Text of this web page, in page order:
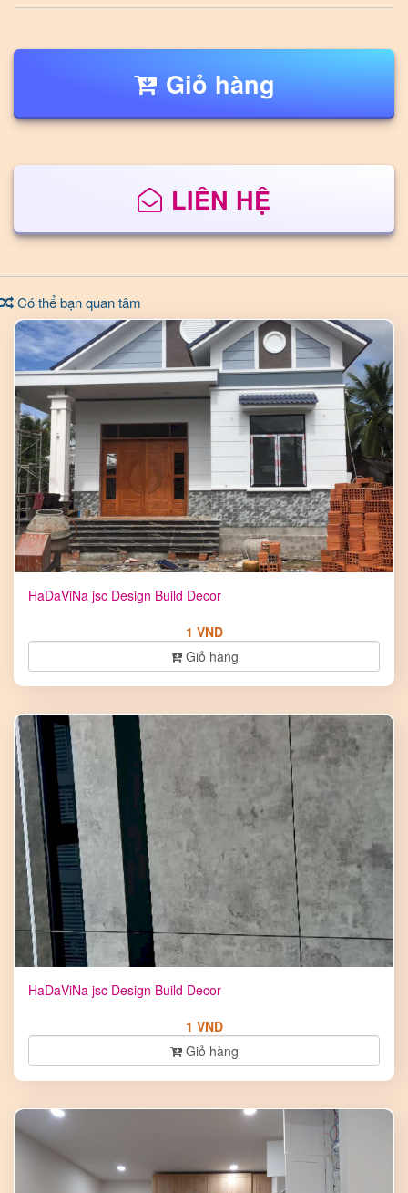
Giỏ hàng
LIÊN HỆ
Có thể bạn quan tâm
HaDaViNa jsc Design Build Decor
1 VND
Giỏ hàng
HaDaViNa jsc Design Build Decor
1 VND
Giỏ hàng